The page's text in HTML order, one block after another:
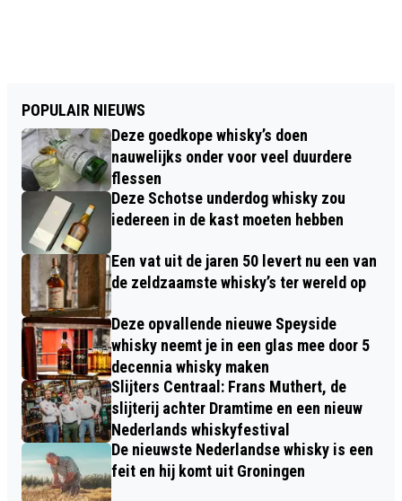
POPULAIR NIEUWS
Deze goedkope whisky’s doen
nauwelijks onder voor veel duurdere
flessen
Deze Schotse underdog whisky zou
iedereen in de kast moeten hebben
Een vat uit de jaren 50 levert nu een van
de zeldzaamste whisky’s ter wereld op
Deze opvallende nieuwe Speyside
whisky neemt je in een glas mee door 5
decennia whisky maken
Slijters Centraal: Frans Muthert, de
slijterij achter Dramtime en een nieuw
Nederlands whiskyfestival
De nieuwste Nederlandse whisky is een
feit en hij komt uit Groningen